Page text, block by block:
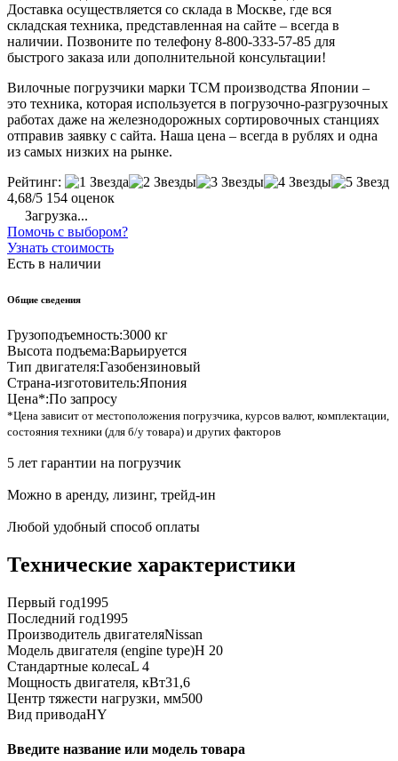
Доставка осуществляется со склада в Москве, где вся
складская техника, представленная на сайте – всегда в
наличии. Позвоните по телефону 8-800-333-57-85 для
быстрого заказа или дополнительной консультации!
Вилочные погрузчики марки TCM производства Японии –
это техника, которая используется в погрузочно-разгрузочных
работах даже на железнодорожных сортировочных станциях
отправив заявку с сайта. Наша цена – всегда в рублях и одна
из самых низких на рынке.
Рейтинг:
4,68/5 154 оценок
Загрузка...
Помочь с выбором?
Узнать стоимость
Есть в наличии
Общие сведения
Грузоподъемность:3000 кг
Высота подъема:Варьируется
Тип двигателя:Газобензиновый
Страна-изготовитель:Япония
Цена*:По запросу
*Цена зависит от местоположения погрузчика, курсов валют, комплектации,
состояния техники (для б/у товара) и других факторов
5 лет гарантии на погрузчик
Можно в аренду, лизинг, трейд-ин
Любой удобный способ оплаты
Технические характеристики
Первый год1995
Последний год1995
Производитель двигателяNissan
Модель двигателя (engine type)H 20
Стандартные колесаL 4
Мощность двигателя, кВт31,6
Центр тяжести нагрузки, мм500
Вид приводаHY
Введите название или модель товара